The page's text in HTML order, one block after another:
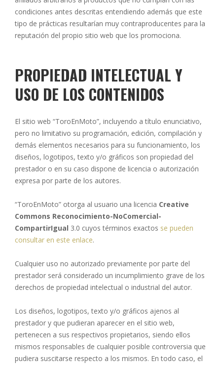
condiciones antes descritas entendiendo además que este
tipo de prácticas resultarían muy contraproducentes para la
reputación del propio sitio web que los promociona.
PROPIEDAD INTELECTUAL Y
USO DE LOS CONTENIDOS
El sitio web “ToroEnMoto”, incluyendo a título enunciativo,
pero no limitativo su programación, edición, compilación y
demás elementos necesarios para su funcionamiento, los
diseños, logotipos, texto y/o gráficos son propiedad del
prestador o en su caso dispone de licencia o autorización
expresa por parte de los autores.
“ToroEnMoto” otorga al usuario una licencia Creative
Commons Reconocimiento-NoComercial-
CompartirIgual 3.0 cuyos términos exactos se pueden
consultar en este enlace.
Cualquier uso no autorizado previamente por parte del
prestador será considerado un incumplimiento grave de los
derechos de propiedad intelectual o industrial del autor.
Los diseños, logotipos, texto y/o gráficos ajenos al
prestador y que pudieran aparecer en el sitio web,
pertenecen a sus respectivos propietarios, siendo ellos
mismos responsables de cualquier posible controversia que
pudiera suscitarse respecto a los mismos. En todo caso, el